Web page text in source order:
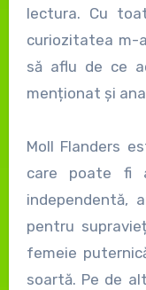
lectura. Cu
curiozitatea m-
să aflu de ce
menționat și
Moll Flanders
care poate fi
independentă,
pentru
femeie
soartă. Pe de